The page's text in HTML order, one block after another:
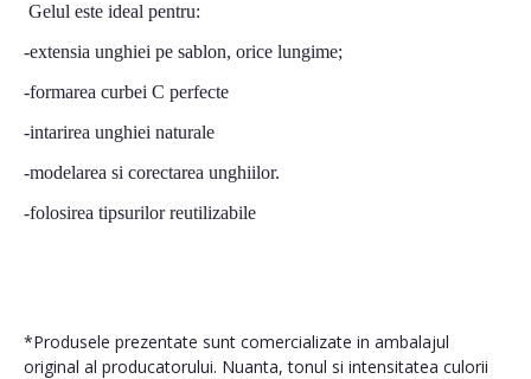
Gelul este ideal pentru:
-extensia unghiei pe sablon, orice lungime;
-formarea curbei C perfecte
-intarirea unghiei naturale
-modelarea si corectarea unghiilor.
-folosirea tipsurilor reutilizabile
*Produsele prezentate sunt comercializate in ambalajul
original al producatorului. Nuanta, tonul si intensitatea culorii